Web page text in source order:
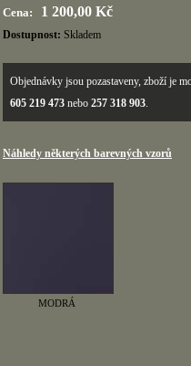
Cena: 1 200,00 Kč
Dostupnost: Skladem
Objednávky jsou pozastaveny, zboží je
605 219 473 nebo 257 318 903.
Náhledy některých barevných vzorů
MODRÁ